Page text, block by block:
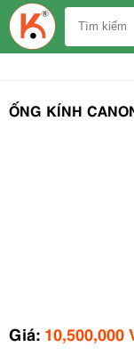
ỐNG KÍNH
Giá: 10,500,000